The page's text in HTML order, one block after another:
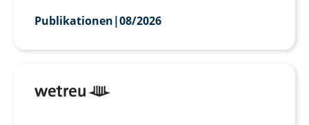
Publikationen|08/2026